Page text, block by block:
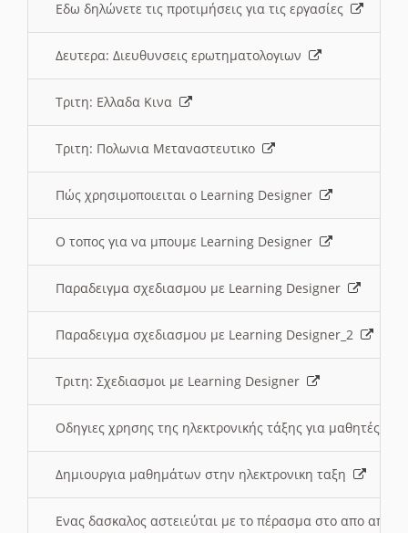
Εδω δηλώνετε τις προτιμήσεις για τις εργασίες
Δευτερα: Διευθυνσεις ερωτηματολογιων
Τριτη: Ελλαδα Κινα
Τριτη: Πολωνια Μεταναστευτικο
Πώς χρησιμοποιειται ο Learning Designer
O τοπος για να μπουμε Learning Designer
Παραδειγμα σχεδιασμου με Learning Designer
Παραδειγμα σχεδιασμου με Learning Designer_2
Τριτη: Σχεδιασμοι με Learning Designer
Οδηγιες χρησης της ηλεκτρονικής τάξης για μαθητές
Δημιουργια μαθημάτων στην ηλεκτρονικη ταξη
Ενας δασκαλος αστειεύται με το πέρασμα στο απο